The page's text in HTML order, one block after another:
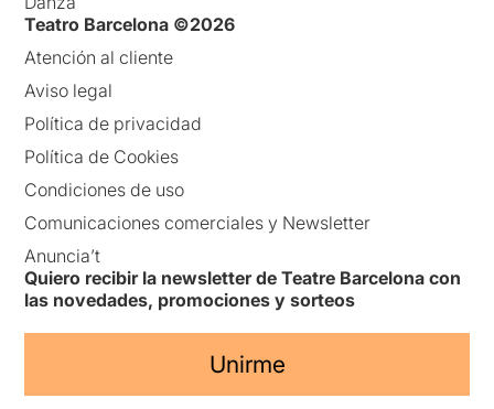
Teatro Barcelona ©2026
Atención al cliente
Aviso legal
Política de privacidad
Política de Cookies
Condiciones de uso
Comunicaciones comerciales y Newsletter
Anuncia’t
Quiero recibir la newsletter de Teatre Barcelona con
las novedades, promociones y sorteos
Unirme